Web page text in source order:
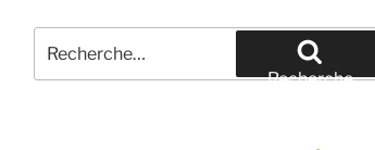
pour
:
Recherche